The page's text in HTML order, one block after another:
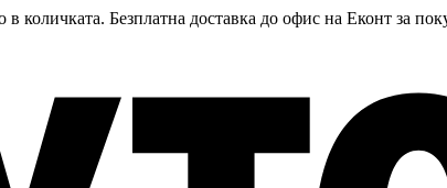
количката. Безплатна доставка до офис на Еконт за